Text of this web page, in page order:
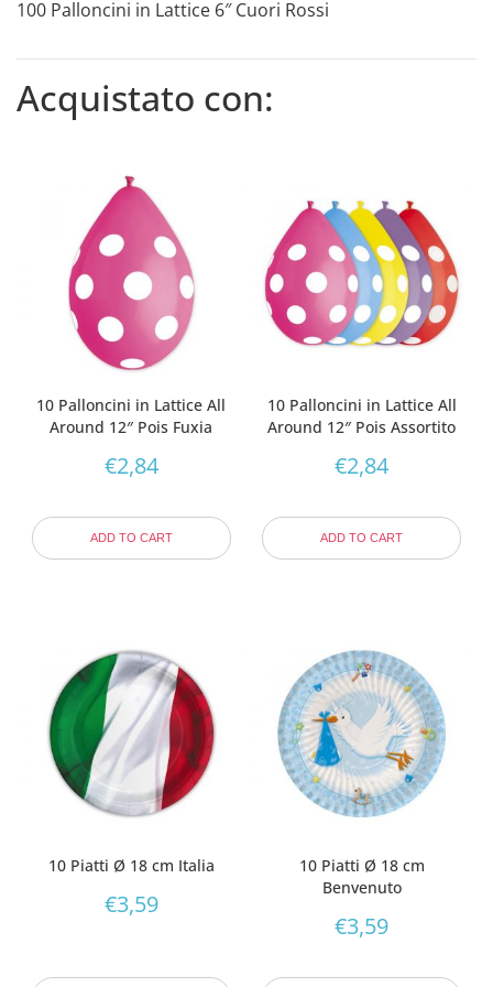
100 Palloncini in Lattice 6″ Cuori Rossi
Acquistato con:
10 Palloncini in Lattice All
Around 12″ Pois Fuxia
€2,84
ADD TO CART
10 Palloncini in Lattice All
Around 12″ Pois Assortito
€2,84
ADD TO CART
10 Piatti Ø 18 cm Italia
€3,59
10 Piatti Ø 18 cm
Benvenuto
€3,59